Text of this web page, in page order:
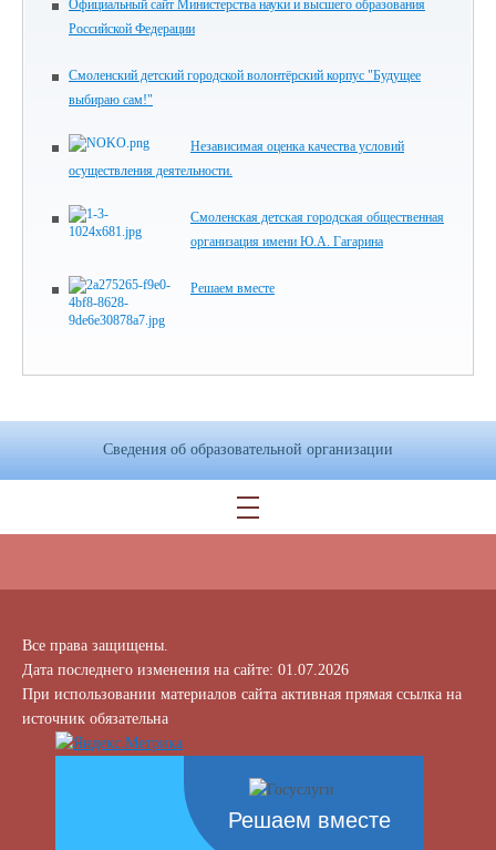
Официальный сайт Министерства науки и высшего образования
Российской Федерации
Смоленский детский городской волонтёрский корпус "Будущее
выбираю сам!"
Независимая оценка качества условий
осуществления деятельности.
Смоленская детская городская общественная
организация имени Ю.А. Гагарина
Решаем вместе
Сведения об образовательной организации
Все права защищены.
Дата последнего изменения на сайте: 01.07.2026
При использовании материалов сайта активная прямая ссылка на
источник обязательна
Решаем вместе